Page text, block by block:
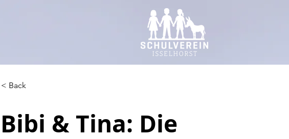
< Back
Bibi & Tina: Die